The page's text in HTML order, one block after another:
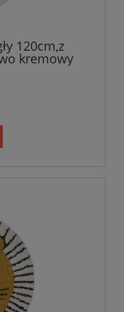
120cm,z
kremowy